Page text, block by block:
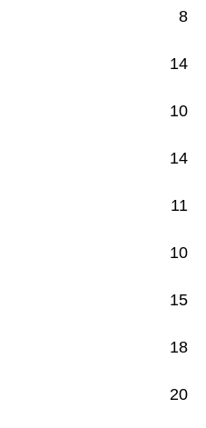
8
14
10
14
11
10
15
18
20